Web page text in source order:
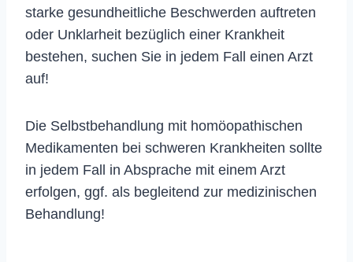
starke gesundheitliche Beschwerden auftreten
oder Unklarheit bezüglich einer Krankheit
bestehen, suchen Sie in jedem Fall einen Arzt
auf!
Die Selbstbehandlung mit homöopathischen
Medikamenten bei schweren Krankheiten sollte
in jedem Fall in Absprache mit einem Arzt
erfolgen, ggf. als begleitend zur medizinischen
Behandlung!